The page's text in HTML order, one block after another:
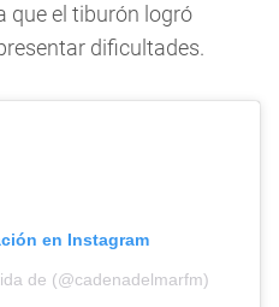
que el tiburón logró
dificultades.
en Instagram
de (@cadenadelmarfm)